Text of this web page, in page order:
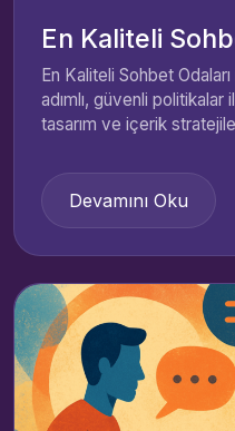
En Kaliteli
En Kaliteli Sohbet
adımlı, güvenli politikalar
tasarım ve içerik
Devamını Oku